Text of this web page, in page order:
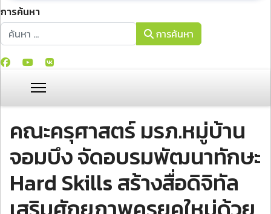
การค้นหา
การค้นหา
การค้นหา
คณะครุศาสตร์ มรภ.หมู่บ้าน
จอมบึง จัดอบรมพัฒนาทักษะ
Hard Skills สร้างสื่อดิจิทัล